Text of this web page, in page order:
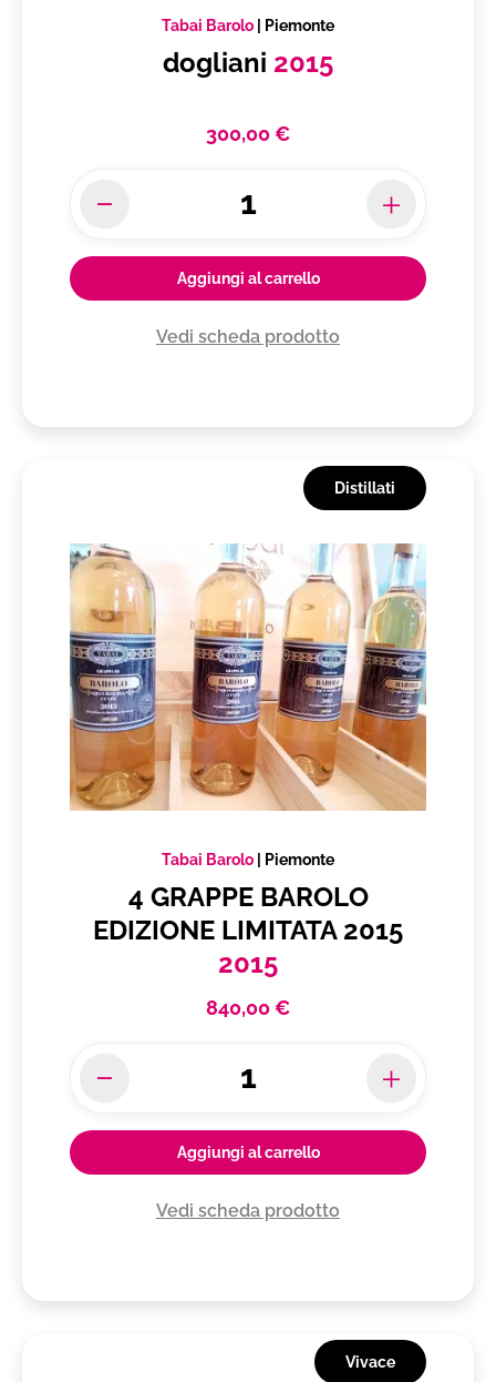
Tabai Barolo Piemonte
dogliani 2015
300,00 €
Aggiungi al carrello
Vedi scheda prodotto
Distillati
Tabai Barolo Piemonte
4 GRAPPE BAROLO
EDIZIONE LIMITATA 2015
2015
840,00 €
Aggiungi al carrello
Vedi scheda prodotto
Vivace